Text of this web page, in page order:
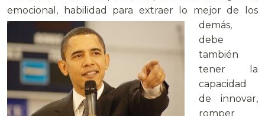
emocional, habilidad para extraer lo mejor de los
demás,
debe
también
tener la
capacidad
de innovar,
romper